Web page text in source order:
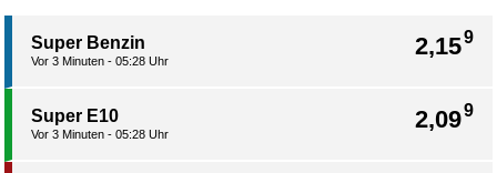
2,159
Super Benzin
Vor 3 Minuten - 05:28 Uhr
2,099
Super E10
Vor 3 Minuten - 05:28 Uhr